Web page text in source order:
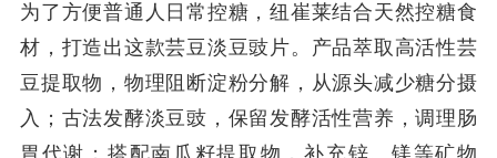
为了方便普通人日常控糖，纽崔莱结合天然控糖食
材，打造出这款芸豆淡豆豉片。产品萃取高活性芸
豆提取物，物理阻断淀粉分解，从源头减少糖分摄
入；古法发酵淡豆豉，保留发酵活性营养，调理肠
胃代谢；搭配南瓜籽提取物，补充锌、镁等矿物